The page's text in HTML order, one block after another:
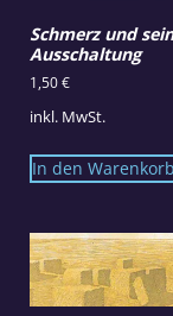
Schmerz und
Ausschaltung
1,50€
inkl. MwSt.
In den Warenkorb